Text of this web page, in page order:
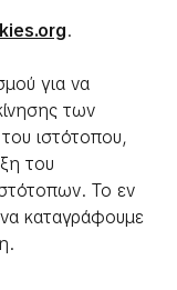
.
για να
των
ιστότοπου,
του
Το εν
καταγράφουμε